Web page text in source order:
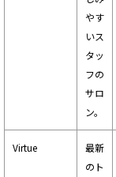
やす
いス
タッ
フの
サロ
ン。
Virtue
最新
のト